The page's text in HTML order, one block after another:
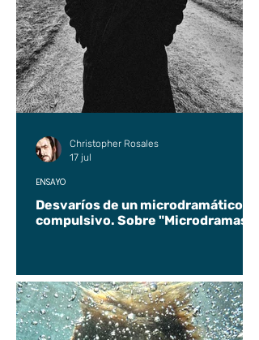
Desvaríos de un microdramático
compulsivo. Sobre "Microdramas".
ENSAYO
Christopher Rosales
17 jul